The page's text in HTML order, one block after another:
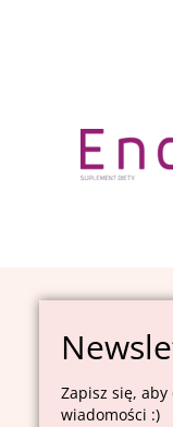
Zapisz się,
wiadomości :)